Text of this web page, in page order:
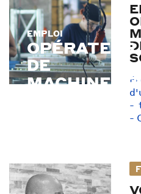
EMPLOI
OPÉRATEUR
DE
MACHINES
EMPLOI
-
-